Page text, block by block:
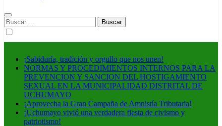
Buscar:
¡Sabiduría, tradición y orgullo que nos unen!
NORMAS Y PROCEDIMIENTOS INTERNOS PARA LA
PREVENCION Y SANCION DEL HOSTIGAMIENTO
SEXUAL EN LA MUNICIPALIDAD DISTRITAL DE
UCHUMAYO
¡Aprovecha la Gran Campaña de Amnistía Tributaria!
¡Uchumayo vivió una verdadera fiesta de civismo y
patriotismo!